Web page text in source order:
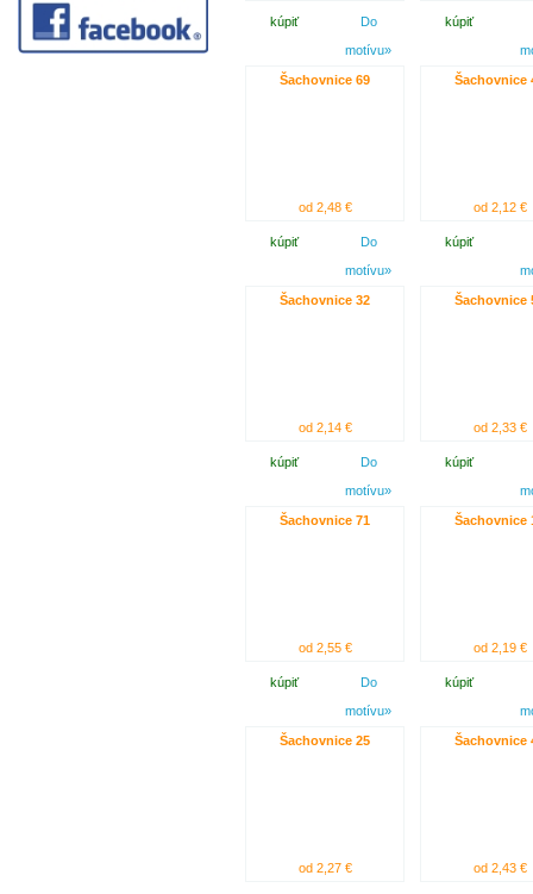
kúpiť
Do
motívu»
kúpiť
Šachovnice 69
od 2,48 €
kúpiť
Do
motívu»
Šachovnice
od 2,12 €
kúpiť
Šachovnice 32
od 2,14 €
kúpiť
Do
motívu»
Šachovnice
od 2,33 €
kúpiť
Šachovnice 71
od 2,55 €
kúpiť
Do
motívu»
Šachovnice
od 2,19 €
kúpiť
Šachovnice 25
od 2,27 €
Šachovnice
od 2,43 €